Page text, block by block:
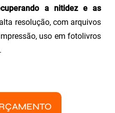
a nitidez e as
resolução, com arquivos
uso em fotolivros